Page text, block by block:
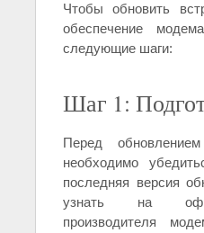
Чтобы обновить
обеспечение
следующие шаги:
Шаг 1:
Перед
необходимо
последняя версия
узнать на
производителя